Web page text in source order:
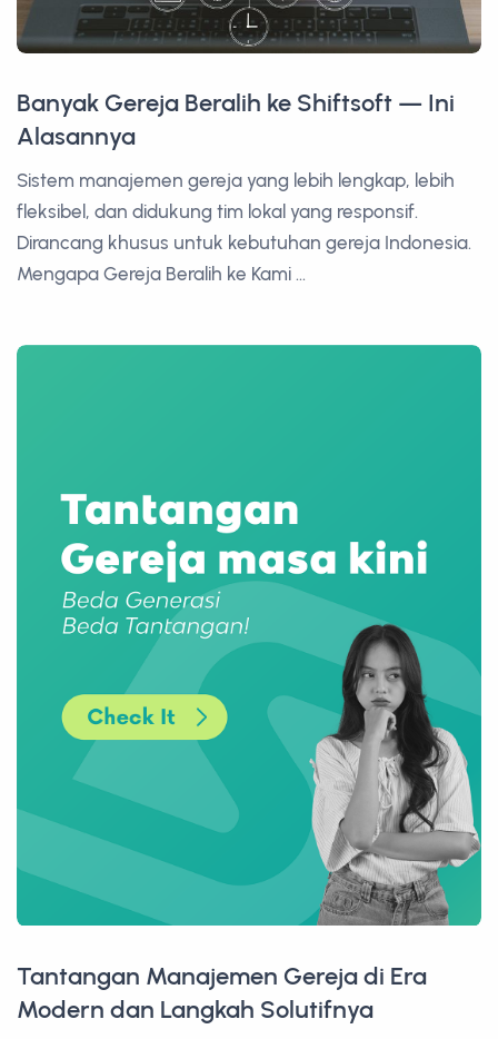
Banyak Gereja Beralih ke Shiftsoft — Ini
Alasannya
Sistem manajemen gereja yang lebih lengkap, lebih
fleksibel, dan didukung tim lokal yang responsif.
Dirancang khusus untuk kebutuhan gereja Indonesia.
Mengapa Gereja Beralih ke Kami ...
Tantangan Manajemen Gereja di Era
Modern dan Langkah Solutifnya